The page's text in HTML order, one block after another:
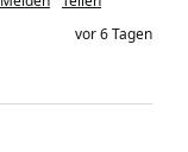
vor 6 Tagen